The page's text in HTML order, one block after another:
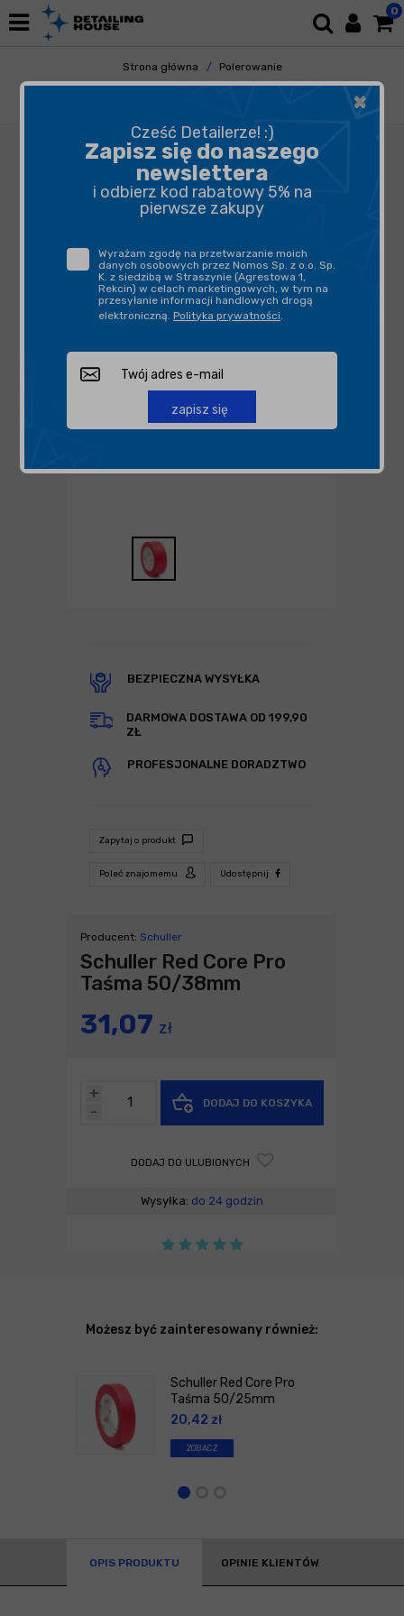
0
Strona główna
Polerowanie
Akcesoria Polerskie
Taśmy Maskujące
BEZPIECZNA WYSYŁKA
DARMOWA DOSTAWA OD 199,90
ZŁ
PROFESJONALNE DORADZTWO
Zapytaj o produkt
Poleć znajomemu Udostępnij
Producent: Schuller
Schuller Red Core Pro
Taśma 50/38mm
31,07 zł
-
+
DODAJ DO KOSZYKA
DODAJ DO ULUBIONYCH
Wysyłka: do 24 godzin
Możesz być zainteresowany również:
Schuller Red Core Pro
Taśma 50/25mm
20,42 zł
ZOBACZ
OPIS PRODUKTU OPINIE KLIENTÓW
×
Cześć Detailerze! :)
Zapisz się do naszego
newslettera
i odbierz kod rabatowy 5% na
pierwsze zakupy
Wyrażam zgodę na przetwarzanie moich
danych osobowych przez Nomos Sp. z o.o. Sp.
K. z siedzibą w Straszynie (Agrestowa 1,
Rekcin) w celach marketingowych, w tym na
przesyłanie informacji handlowych drogą
elektroniczną. Polityka prywatności.
zapisz się